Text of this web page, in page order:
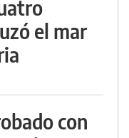
el mar
con